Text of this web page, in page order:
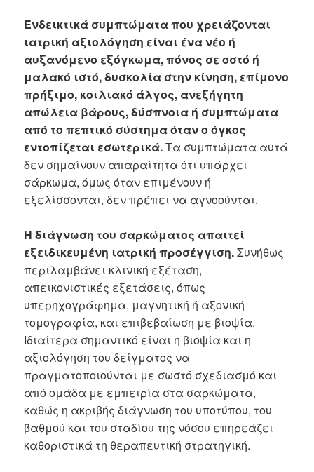
Ενδεικτικά συμπτώματα που χρειάζονται
ιατρική αξιολόγηση είναι ένα νέο ή
αυξανόμενο εξόγκωμα, πόνος σε οστό ή
μαλακό ιστό, δυσκολία στην κίνηση, επίμονο
πρήξιμο, κοιλιακό άλγος, ανεξήγητη
απώλεια βάρους, δύσπνοια ή συμπτώματα
από το πεπτικό σύστημα όταν ο όγκος
εντοπίζεται εσωτερικά.Τα συμπτώματα αυτά
δεν σημαίνουν απαραίτητα ότι υπάρχει
σάρκωμα, όμως όταν επιμένουν ή
εξελίσσονται, δεν πρέπει να αγνοούνται.
Η διάγνωση του σαρκώματος απαιτεί
εξειδικευμένη ιατρική προσέγγιση.Συνήθως
περιλαμβάνει κλινική εξέταση,
απεικονιστικές εξετάσεις, όπως
υπερηχογράφημα, μαγνητική ή αξονική
τομογραφία, και επιβεβαίωση με βιοψία.
Ιδιαίτερα σημαντικό είναι η βιοψία και η
αξιολόγηση του δείγματος να
πραγματοποιούνται με σωστό σχεδιασμό και
από ομάδα με εμπειρία στα σαρκώματα,
καθώς η ακριβής διάγνωση του υποτύπου, του
βαθμού και του σταδίου της νόσου επηρεάζει
καθοριστικά τη θεραπευτική στρατηγική.